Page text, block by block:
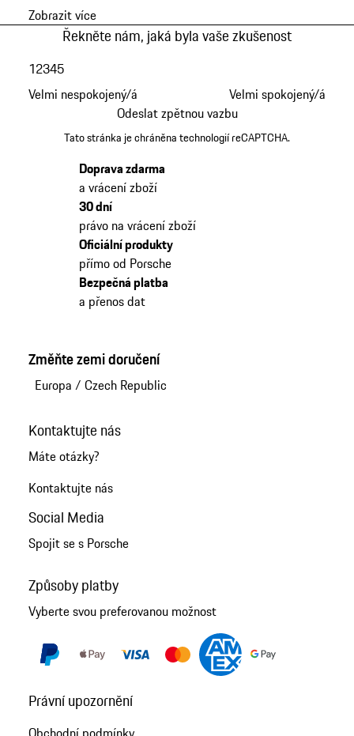
Zobrazit více
Řekněte nám, jaká byla vaše zkušenost
Velmi nespokojený/á
12345
Velmi spokojený/á
Odeslat zpětnou vazbu
Tato stránka je chráněna technologií reCAPTCHA.
Doprava zdarma
a vrácení zboží
30 dní
právo na vrácení zboží
Oficiální produkty
přímo od Porsche
Bezpečná platba
a přenos dat
Změňte zemi doručení
Europa / Czech Republic
Kontaktujte nás
Máte otázky?
Kontaktujte nás
Social Media
Spojit se s Porsche
Způsoby platby
Vyberte svou preferovanou možnost
Právní upozornění